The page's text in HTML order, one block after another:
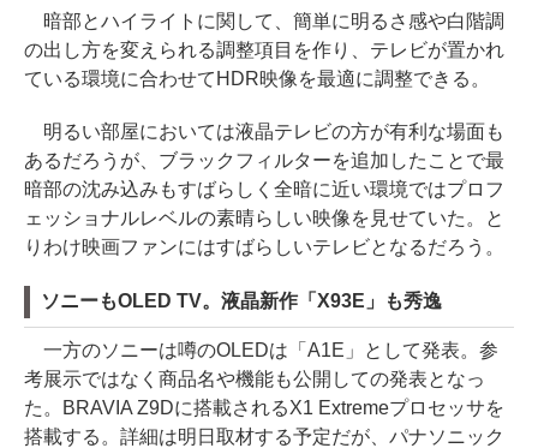
暗部とハイライトに関して、簡単に明るさ感や白階調
の出し方を変えられる調整項目を作り、テレビが置かれ
ている環境に合わせてHDR映像を最適に調整できる。
明るい部屋においては液晶テレビの方が有利な場面も
あるだろうが、ブラックフィルターを追加したことで最
暗部の沈み込みもすばらしく全暗に近い環境ではプロフ
ェッショナルレベルの素晴らしい映像を見せていた。と
りわけ映画ファンにはすばらしいテレビとなるだろう。
ソニーもOLED TV。液晶新作「X93E」も秀逸
一方のソニーは噂のOLEDは「A1E」として発表。参
考展示ではなく商品名や機能も公開しての発表となっ
た。BRAVIA Z9Dに搭載されるX1 Extremeプロセッサを
搭載する。詳細は明日取材する予定だが、パナソニック